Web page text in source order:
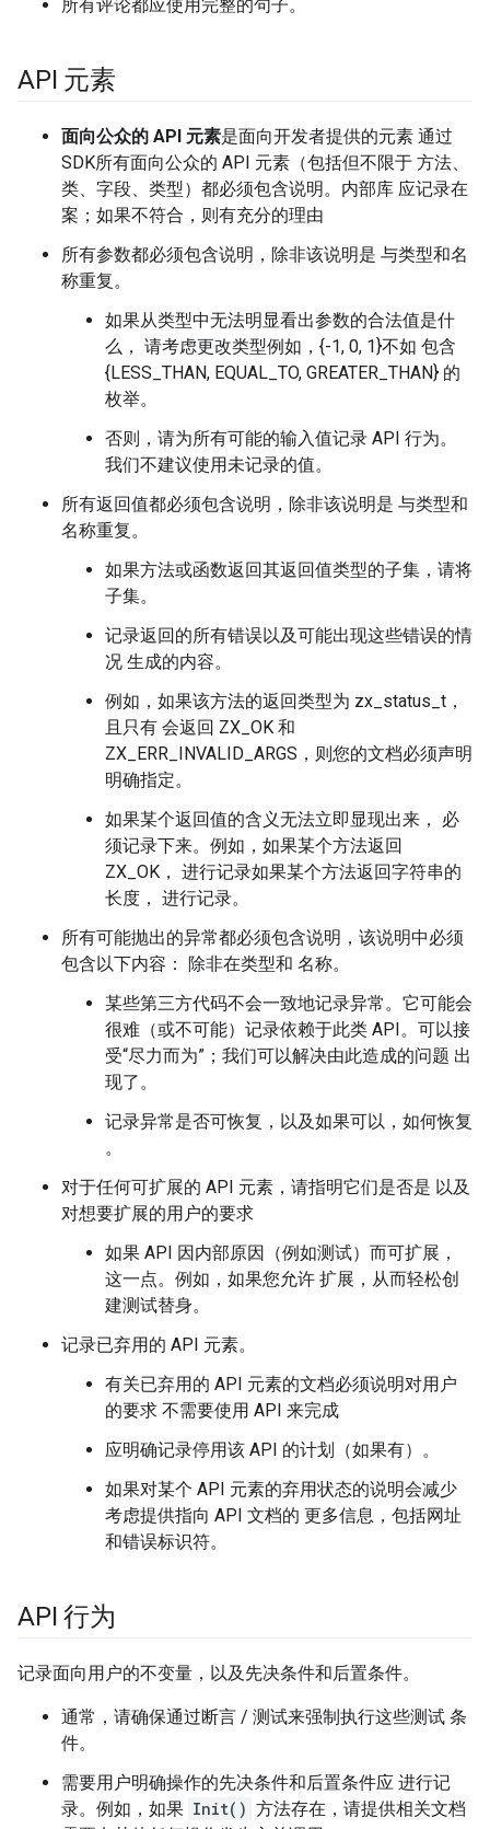
所有评论都应使用完整的句子。
API 元素
面向公众的 API 元素是面向开发者提供的元素 通过
SDK所有面向公众的 API 元素（包括但不限于 方法、
类、字段、类型）都必须包含说明。内部库 应记录在
案；如果不符合，则有充分的理由
所有参数都必须包含说明，除非该说明是 与类型和名
称重复。
如果从类型中无法明显看出参数的合法值是什
么， 请考虑更改类型例如，{-1, 0, 1}不如 包含
{LESS_THAN, EQUAL_TO, GREATER_THAN} 的
枚举。
否则，请为所有可能的输入值记录 API 行为。
我们不建议使用未记录的值。
所有返回值都必须包含说明，除非该说明是 与类型和
名称重复。
如果方法或函数返回其返回值类型的子集，请将
子集。
记录返回的所有错误以及可能出现这些错误的情
况 生成的内容。
例如，如果该方法的返回类型为 zx_status_t，
且只有 会返回 ZX_OK 和
ZX_ERR_INVALID_ARGS，则您的文档必须声明
明确指定。
如果某个返回值的含义无法立即显现出来， 必
须记录下来。例如，如果某个方法返回
ZX_OK， 进行记录如果某个方法返回字符串的
长度， 进行记录。
所有可能抛出的异常都必须包含说明，该说明中必须
包含以下内容： 除非在类型和 名称。
某些第三方代码不会一致地记录异常。它可能会
很难（或不可能）记录依赖于此类 API。可以接
受“尽力而为”；我们可以解决由此造成的问题 出
现了。
记录异常是否可恢复，以及如果可以，如何恢复
。
对于任何可扩展的 API 元素，请指明它们是否是 以及
对想要扩展的用户的要求
如果 API 因内部原因（例如测试）而可扩展，
这一点。例如，如果您允许 扩展，从而轻松创
建测试替身。
记录已弃用的 API 元素。
有关已弃用的 API 元素的文档必须说明对用户
的要求 不需要使用 API 来完成
应明确记录停用该 API 的计划（如果有）。
如果对某个 API 元素的弃用状态的说明会减少
考虑提供指向 API 文档的 更多信息，包括网址
和错误标识符。
API 行为
记录面向用户的不变量，以及先决条件和后置条件。
通常，请确保通过断言 / 测试来强制执行这些测试 条
件。
需要用户明确操作的先决条件和后置条件应 进行记
录。例如，如果 Init() 方法存在，请提供相关文档